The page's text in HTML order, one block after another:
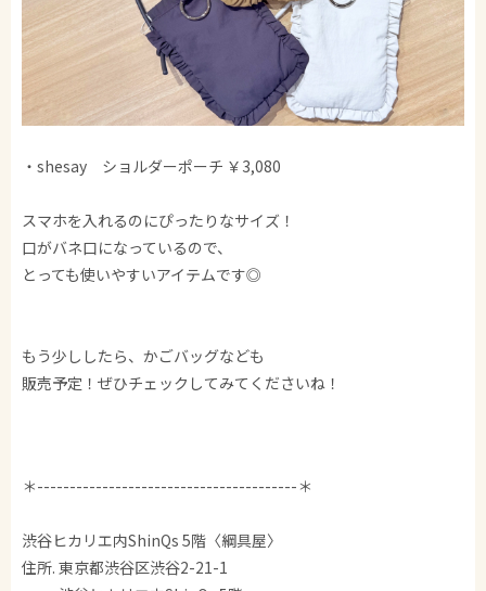
・shesay ショルダーポーチ ￥3,080
スマホを入れるのにぴったりなサイズ！
口がバネ口になっているので、
とっても使いやすいアイテムです◎
もう少ししたら、かごバッグなども
販売予定！ぜひチェックしてみてくださいね！
＊----------------------------------------＊
渋谷ヒカリエ内ShinQs 5階〈綱具屋〉
住所. 東京都渋谷区渋谷2-21-1